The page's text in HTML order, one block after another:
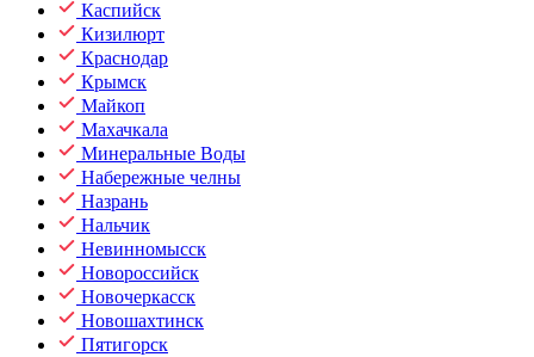
Каспийск
Кизилюрт
Краснодар
Крымск
Майкоп
Махачкала
Минеральные Воды
Набережные челны
Назрань
Нальчик
Невинномысск
Новороссийск
Новочеркасск
Новошахтинск
Пятигорск